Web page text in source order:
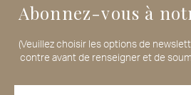
Abonnez-vous à
(Veuillez choisir les options de
contre avant de renseigner et de